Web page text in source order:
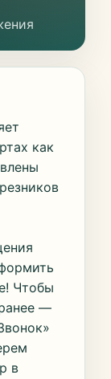
как
Чтобы
—
в